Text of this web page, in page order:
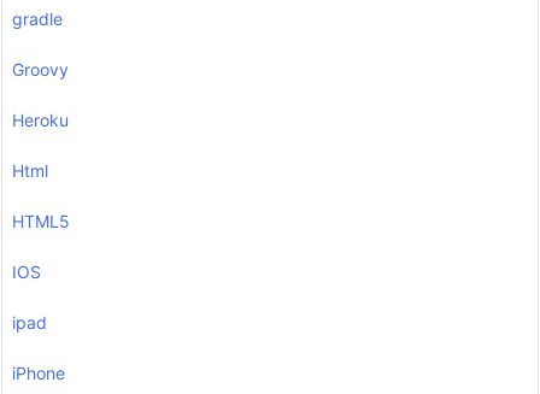
gradle
Groovy
Heroku
Html
HTML5
IOS
ipad
iPhone